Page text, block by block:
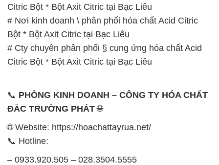
Citric Bột * Bột Axit Citric tại Bạc Liêu
# Nơi kinh doanh \ phân phối hóa chất Acid Citric
Bột * Bột Axit Citric tại Bạc Liêu
# Cty chuyên phân phối § cung ứng hóa chất Acid
Citric Bột * Bột Axit Citric tại Bạc Liêu
📞 PHÒNG KINH DOANH – CÔNG TY HÓA CHẤT
ĐẮC TRƯỜNG PHÁT🌐
🌐 Website: https://hoachattayrua.net/
📞 Hotline:
– 0933.920.505 – 028.3504.5555